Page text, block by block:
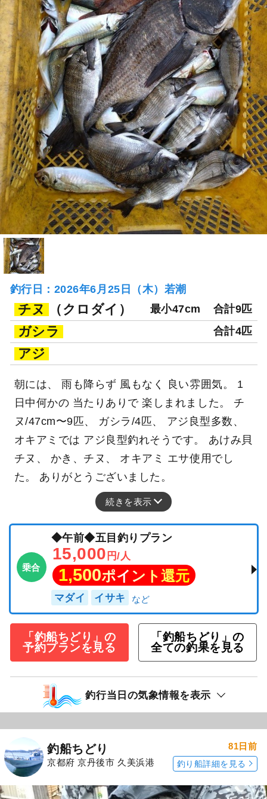
釣行日：2026年6月25日（木）若潮
チヌ （クロダイ） 最小47cm 合計9匹
ガシラ 合計4匹
アジ
朝には、 雨も降らず 風もなく 良い雰囲気。 1
日中何かの 当たりありで 楽しまれました。 チ
ヌ/47cm〜9匹、 ガシラ/4匹、 アジ良型多数、
オキアミでは アジ良型釣れそうです。 あけみ貝
チヌ、 かき、チヌ、 オキアミ エサ使用でし
た。 ありがとうございました。
続きを表示
乗合
◆午前◆五目釣りプラン
15,000 円/人
1,500ポイント還元
マダイ イサキ
「釣船ちどり」の
予約プランを見る
「釣船ちどり」の
全ての釣果を見る
釣行当日の気象情報を表示
釣船ちどり
京都府 京丹後市 久美浜港
81日前
釣り船詳細を見る